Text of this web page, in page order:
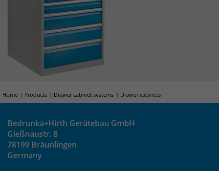
Home Products Drawer cabinet systems Drawer cabinets
Bedrunka+Hirth Gerätebau GmbH
Gießnaustr. 8
78199 Bräunlingen
Germany
um eindeutige Besucher zu
identifizieren. Die Daten werde lokal
auf unserem Server gespeichert und
sind damit externen Unternehmen
unzugänglich.
Laufzeit
Zweck